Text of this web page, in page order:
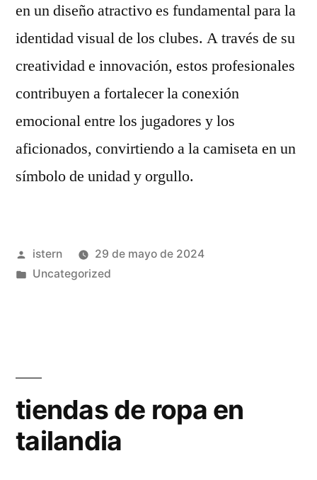
en un diseño atractivo es fundamental para la
identidad visual de los clubes. A través de su
creatividad e innovación, estos profesionales
contribuyen a fortalecer la conexión
emocional entre los jugadores y los
aficionados, convirtiendo a la camiseta en un
símbolo de unidad y orgullo.
Publicado
por
istern
29 de mayo de 2024
Publicado
Uncategorized
tiendas de ropa en
tailandia